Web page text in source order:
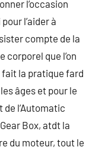
l’occasion
l’aider à
compte de la
corporel que l’on
fait la pratique fard
âges et pour le
l’Automatic
Box, atdt la
du moteur, tout le